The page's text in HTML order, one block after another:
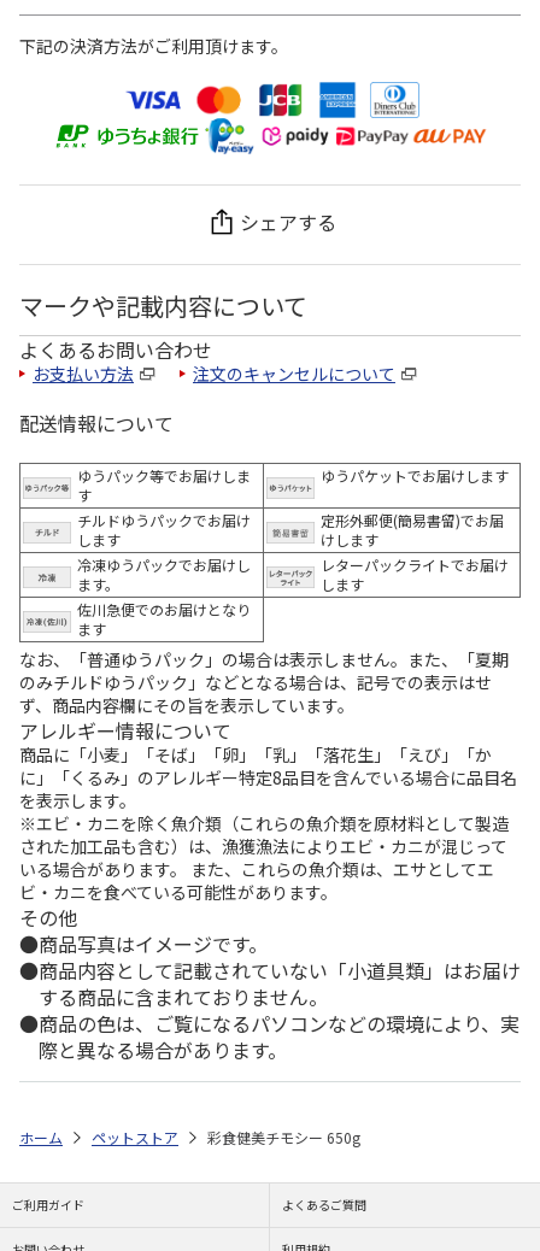
下記の決済方法がご利用頂けます。
シェアする
マークや記載内容について
よくあるお問い合わせ
お支払い方法 注文のキャンセルについて
配送情報について
ゆうパック等でお届けしま
す
ゆうパケットでお届けします
チルドゆうパックでお届け
します
定形外郵便(簡易書留)でお届
けします
冷凍ゆうパックでお届けし
ます。
レターパックライトでお届け
します
佐川急便でのお届けとなり
ます
なお、「普通ゆうパック」の場合は表示しません。また、「夏期
のみチルドゆうパック」などとなる場合は、記号での表示はせ
ず、商品内容欄にその旨を表示しています。
アレルギー情報について
商品に「小麦」「そば」「卵」「乳」「落花生」「えび」「か
に」「くるみ」のアレルギー特定8品目を含んでいる場合に品目名
を表示します。
※エビ・カニを除く魚介類（これらの魚介類を原材料として製造
された加工品も含む）は、漁獲漁法によりエビ・カニが混じって
いる場合があります。 また、これらの魚介類は、エサとしてエ
ビ・カニを食べている可能性があります。
その他
商品写真はイメージです。
商品内容として記載されていない「小道具類」はお届け
する商品に含まれておりません。
商品の色は、ご覧になるパソコンなどの環境により、実
際と異なる場合があります。
ホーム ペットストア 彩食健美チモシー 650g
ご利用ガイド よくあるご質問